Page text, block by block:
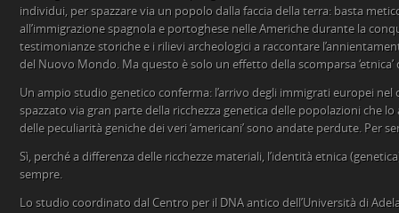
individui, per spazzare via un popolo dalla faccia della terra: basta
all’immigrazione spagnola e portoghese nelle Americhe durante la
testimonianze storiche e i rilievi archeologici a raccontare
del Nuovo Mondo. Ma questo è solo un effetto della scomparsa
Un ampio studio genetico conferma: l’arrivo degli immigrati europei
spazzato via gran parte della ricchezza genetica delle popolazioni che
delle peculiarità geniche dei veri ‘americani’ sono andate perdute. Per
Sì, perché a differenza delle ricchezze materiali, l’identità etnica
sempre.
Lo studio coordinato dal Centro per il DNA antico dell’Università di